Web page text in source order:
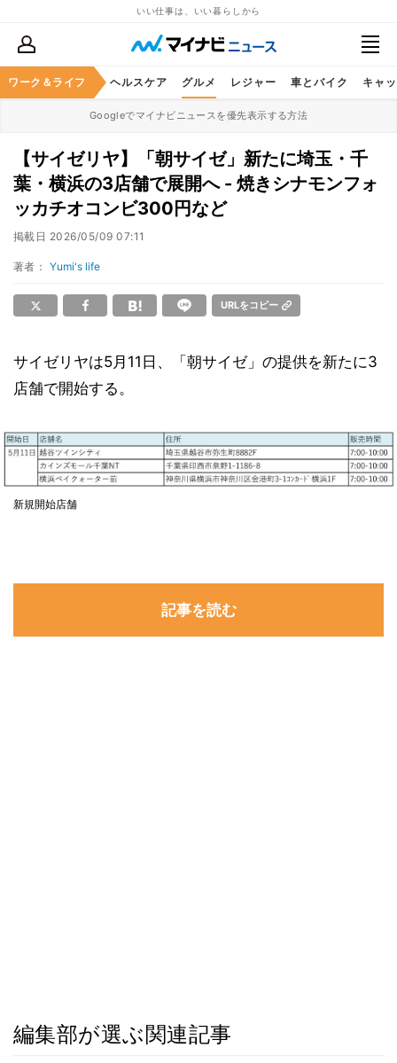
いい仕事は、いい暮らしから
ワーク＆ライフ
マネー 暮らし ヘルスケア グルメ レジャー 車とバイク キャ
Googleでマイナビニュースを優先表示する方法
【サイゼリヤ】「朝サイゼ」新たに埼玉・千
葉・横浜の3店舗で展開へ - 焼きシナモンフォ
ッカチオコンビ300円など
掲載日 2026/05/09 07:11
著者： Yumi's life
URLをコピー
サイゼリヤは5月11日、「朝サイゼ」の提供を新たに3
店舗で開始する。
新規開始店舗
記事を読む
編集部が選ぶ関連記事